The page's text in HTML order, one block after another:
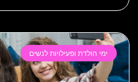
ימי הולדת ופעילויות לנשים